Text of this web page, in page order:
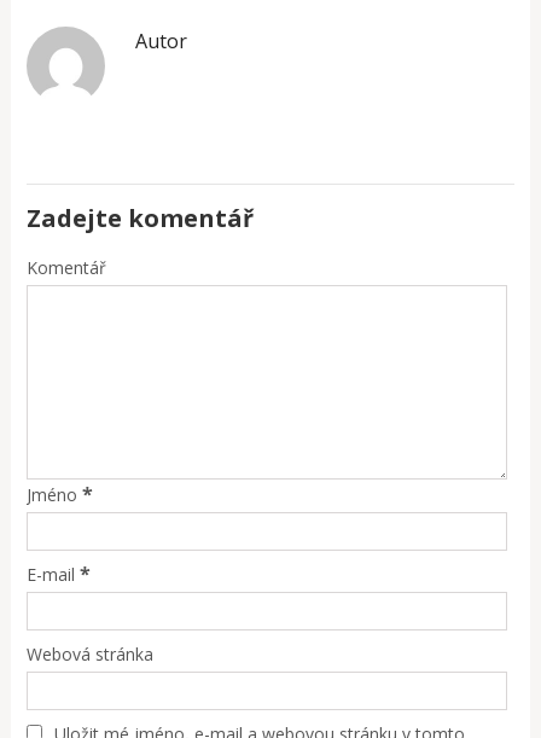
Autor
Zadejte komentář
Komentář
Jméno *
E-mail *
Webová stránka